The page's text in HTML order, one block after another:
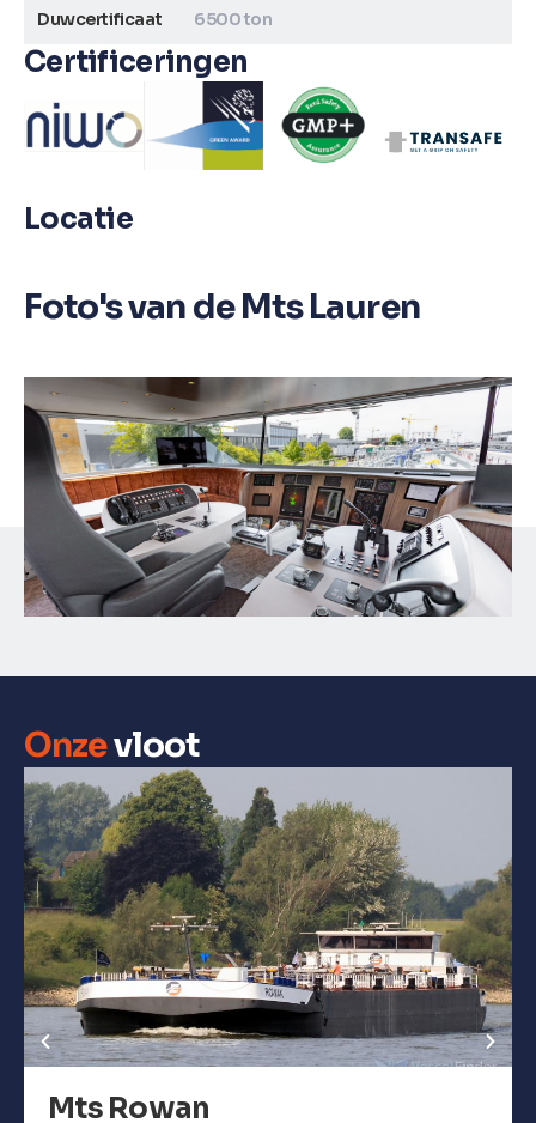
Duwcertificaat 6500 ton
Certificeringen
Locatie
Foto's van de Mts Lauren
Onzevloot
Mts Rowan